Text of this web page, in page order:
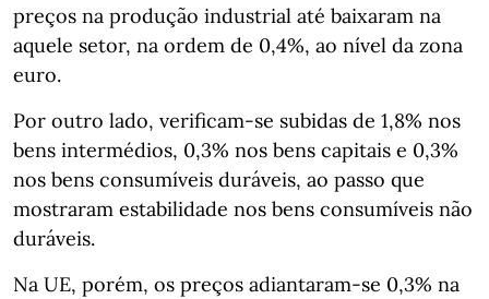
preços na produção industrial até baixaram na
aquele setor, na ordem de 0,4%, ao nível da zona
euro.
Por outro lado, verificam-se subidas de 1,8% nos
bens intermédios, 0,3% nos bens capitais e 0,3%
nos bens consumíveis duráveis, ao passo que
mostraram estabilidade nos bens consumíveis não
duráveis.
Na UE, porém, os preços adiantaram-se 0,3% na